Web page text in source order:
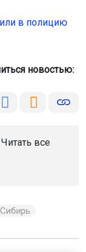
в полицию
новостью:
Читать все
Сибирь